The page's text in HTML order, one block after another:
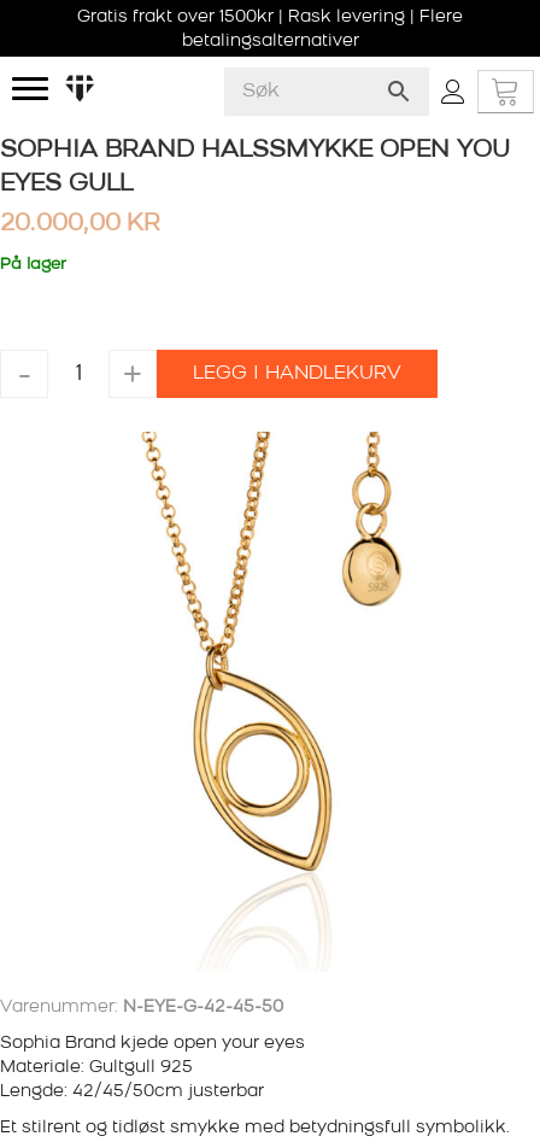
Gratis frakt over 1500kr | Rask levering | Flere
betalingsalternativer
SOPHIA BRAND HALSSMYKKE OPEN YOU
EYES GULL
20.000,00 KR
På lager
-
SOPHIA
BRAND
+ LEGG I HANDLEKURV
Varenummer: N-EYE-G-42-45-50
Sophia Brand kjede open your eyes
Materiale: Gultgull 925
Lengde: 42/45/50cm justerbar
Et stilrent og tidløst smykke med betydningsfull symbolikk.